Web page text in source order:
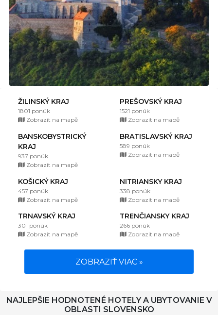
ŽILINSKÝ KRAJ
1801 ponúk
Zobrazit na mapě
PREŠOVSKÝ KRAJ
1521 ponúk
Zobrazit na mapě
BANSKOBYSTRICKÝ
KRAJ
937 ponúk
Zobrazit na mapě
BRATISLAVSKÝ KRAJ
589 ponúk
Zobrazit na mapě
KOŠICKÝ KRAJ
457 ponúk
Zobrazit na mapě
NITRIANSKY KRAJ
338 ponúk
Zobrazit na mapě
TRNAVSKÝ KRAJ
301 ponúk
Zobrazit na mapě
TRENČIANSKY KRAJ
266 ponúk
Zobrazit na mapě
ZOBRAZIŤ VIAC »
NAJLEPŠIE HODNOTENÉ HOTELY A UBYTOVANIE V
OBLASTI SLOVENSKO